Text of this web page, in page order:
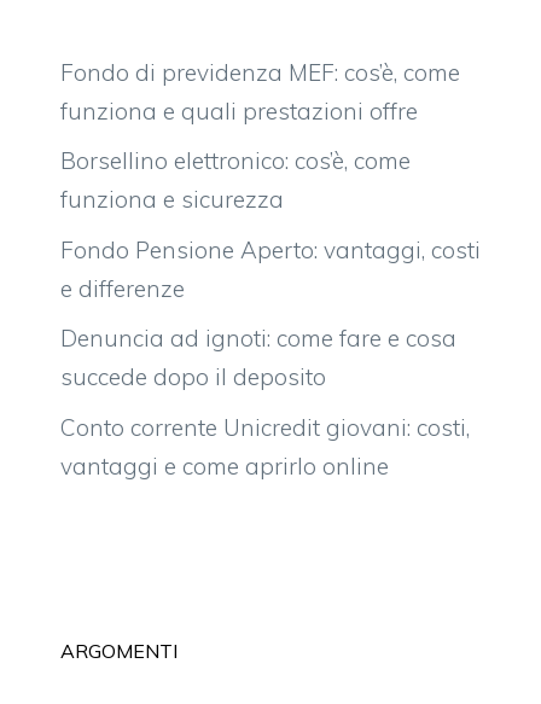
Fondo di previdenza MEF: cos’è, come
funziona e quali prestazioni offre
Borsellino elettronico: cos’è, come
funziona e sicurezza
Fondo Pensione Aperto: vantaggi, costi
e differenze
Denuncia ad ignoti: come fare e cosa
succede dopo il deposito
Conto corrente Unicredit giovani: costi,
vantaggi e come aprirlo online
ARGOMENTI